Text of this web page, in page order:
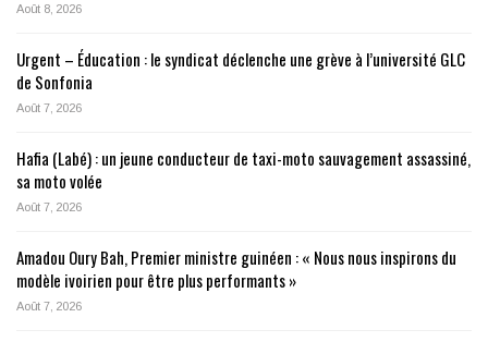
Août 8, 2026
Urgent – Éducation : le syndicat déclenche une grève à l’université GLC
de Sonfonia
Août 7, 2026
Hafia (Labé) : un jeune conducteur de taxi-moto sauvagement assassiné,
sa moto volée
Août 7, 2026
Amadou Oury Bah, Premier ministre guinéen : « Nous nous inspirons du
modèle ivoirien pour être plus performants »
Août 7, 2026